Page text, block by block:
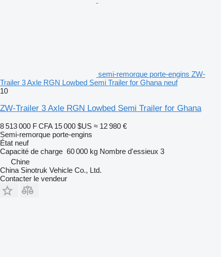
semi-remorque porte-engins ZW-
Trailer 3 Axle RGN Lowbed Semi Trailer for Ghana neuf
10
ZW-Trailer 3 Axle RGN Lowbed Semi Trailer for Ghana
8 513 000 F CFA 15 000 $US ≈ 12 980 €
Semi-remorque porte-engins
État neuf
Capacité de charge 60 000 kg Nombre d'essieux 3
Chine
China Sinotruk Vehicle Co., Ltd.
Contacter le vendeur